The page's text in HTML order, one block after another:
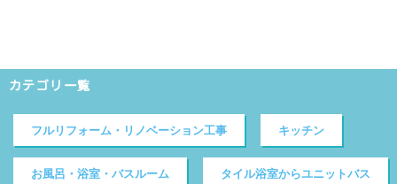
カテゴリ一覧
フルリフォーム・リノベーション工事 キッチン
お風呂・浴室・バスルーム タイル浴室からユニットバス